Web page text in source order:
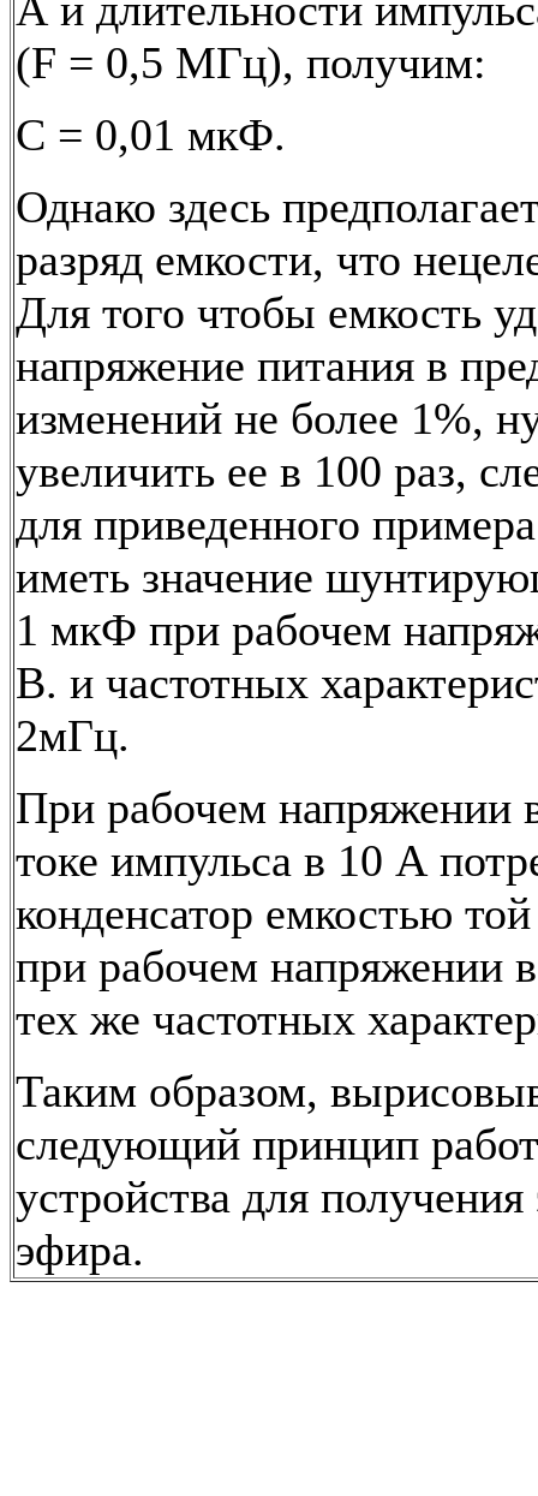
(F = 0,5 МГц), получим:
С = 0,01 мкФ.
Однако здесь
разряд емкости, что
Для того чтобы емкость
напряжение питания в
изменений не более 1%,
увеличить ее в 100 раз,
для приведенного
иметь значение
1 мкФ при рабочем
В. и частотных
2мГц.
При рабочем напряжении
токе импульса в 10 А
конденсатор емкостью
при рабочем напряжении
тех же частотных
Таким образом,
следующий принцип
устройства для получения
эфира.